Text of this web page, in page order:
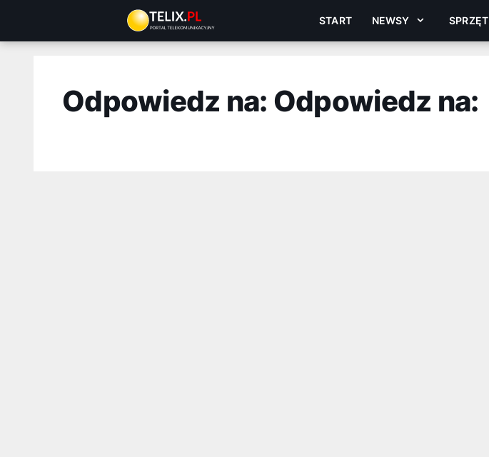
treści
START NEWSY SPRZĘT
Odpowiedz na: Odpowiedz na: